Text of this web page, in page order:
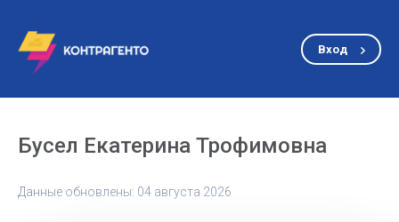
Вход
Бусел Екатерина Трофимовна
Данные обновлены: 04 августа 2026